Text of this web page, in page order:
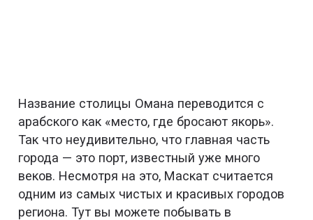
Название столицы Омана переводится с
арабского как «место, где бросают якорь».
Так что неудивительно, что главная часть
города — это порт, известный уже много
веков. Несмотря на это, Маскат считается
одним из самых чистых и красивых городов
региона. Тут вы можете побывать в